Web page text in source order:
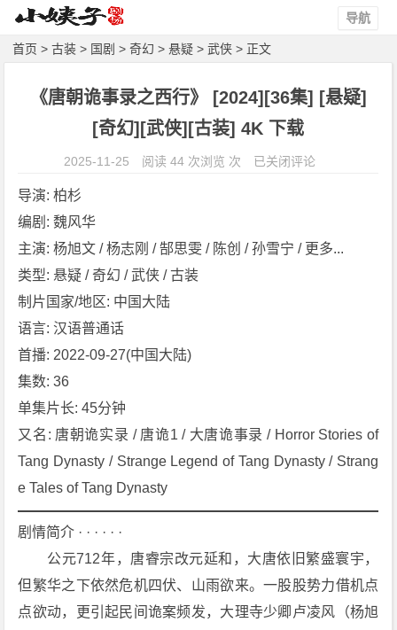
导航
首页 >古装 > 国剧 >奇幻 >悬疑 >武侠 > 正文
《唐朝诡事录之西行》 [2024][36集] [悬疑]
[奇幻][武侠][古装] 4K 下载
2025-11-25 阅读 44 次浏览 次
《唐
录
[3
集]
疑]
幻]
[武
侠]
已关闭评论
导演: 柏杉
编剧: 魏风华
主演: 杨旭文 / 杨志刚 / 郜思雯 / 陈创 / 孙雪宁 / 更多...
类型: 悬疑 / 奇幻 / 武侠 / 古装
制片国家/地区: 中国大陆
语言: 汉语普通话
首播: 2022-09-27(中国大陆)
集数: 36
单集片长: 45分钟
又名: 唐朝诡实录 / 唐诡1 / 大唐诡事录 / Horror Stories of
Tang Dynasty / Strange Legend of Tang Dynasty / Strang
e Tales of Tang Dynasty
剧情简介 · · · · · ·
公元712年，唐睿宗改元延和，大唐依旧繁盛寰宇，
但繁华之下依然危机四伏、山雨欲来。一股股势力借机点
点欲动，更引起民间诡案频发，大理寺少卿卢凌风（杨旭